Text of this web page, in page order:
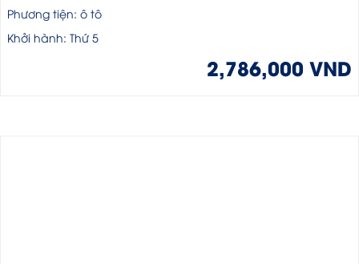
Phương tiện: ô tô
Khởi hành: Thứ 5
2,786,000 VND